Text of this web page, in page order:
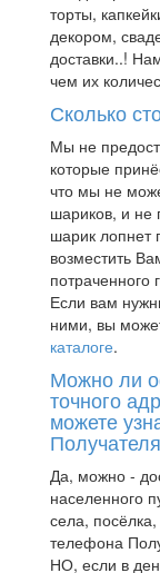
торты,
декором,
доставки..!
чем их
Сколько
Мы не
которые
что мы не
шариков, и не
шарик
возместить
потраченного
Если вам
ними, вы
каталоге.
Можно ли
точного
можете
Да, можно -
населенного
села,
телефона
НО, если в